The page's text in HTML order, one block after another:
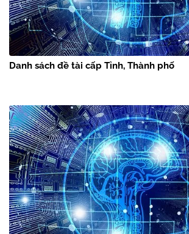
Danh sách đề tài cấp Tỉnh, Thành phố